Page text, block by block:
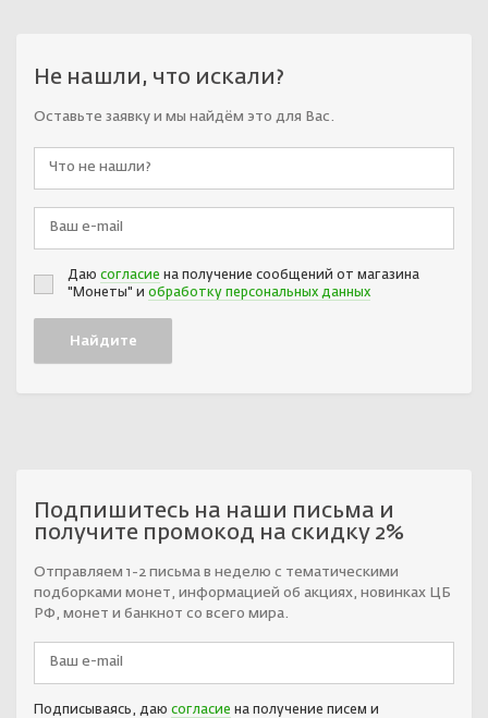
Не нашли, что искали?
Оставьте заявку и мы найдём это для Вас.
Даю согласие на получение сообщений от магазина
"Монеты" и обработку персональных данных
Подпишитесь на наши письма и
получите промокод на скидку 2%
Отправляем 1-2 письма в неделю с тематическими
подборками монет, информацией об акциях, новинках ЦБ
РФ, монет и банкнот со всего мира.
Подписываясь, даю согласие на получение писем и